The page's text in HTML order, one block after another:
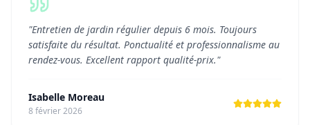
"Entretien de jardin régulier depuis 6 mois. Toujours
satisfaite du résultat. Ponctualité et professionnalisme au
rendez-vous. Excellent rapport qualité-prix."
Isabelle Moreau
8 février 2026